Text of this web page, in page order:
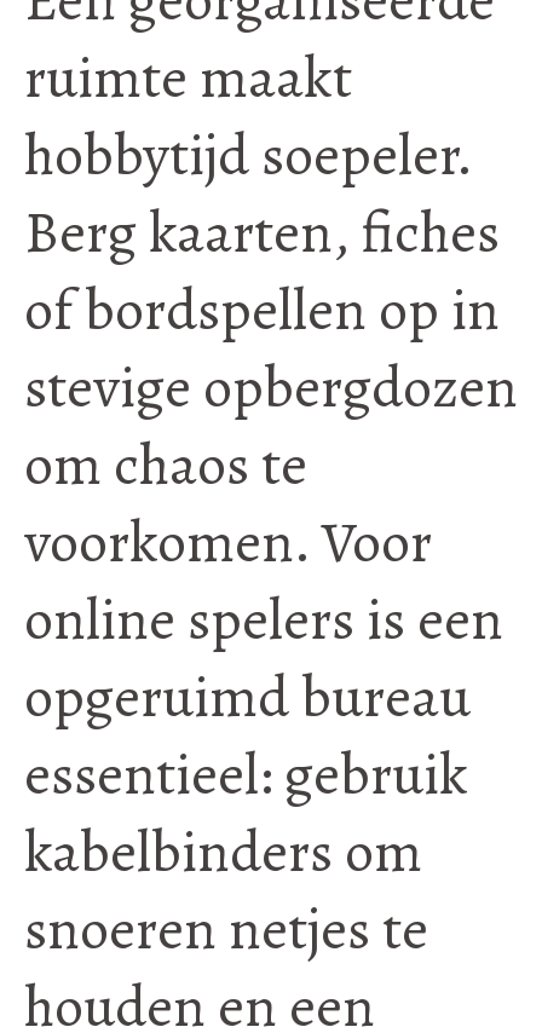
ruimte maakt
hobbytijd soepeler.
Berg kaarten, fiches
of bordspellen op in
stevige opbergdozen
om chaos te
voorkomen. Voor
online spelers is een
opgeruimd bureau
essentieel: gebruik
kabelbinders om
snoeren netjes te
houden en een